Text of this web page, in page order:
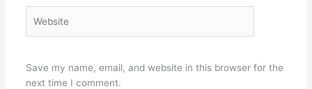
Save my name, email, and website in this browser for the
next time I comment.